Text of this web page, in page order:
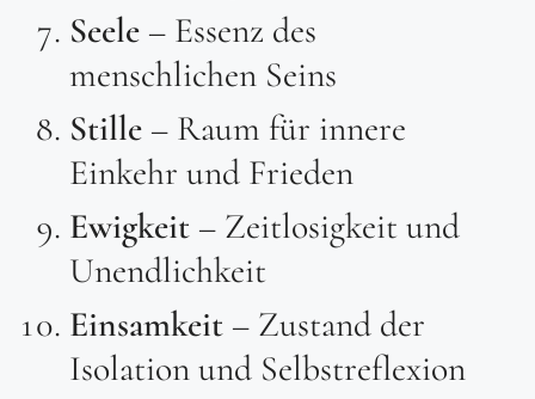
Seele – Essenz des
menschlichen Seins
Stille – Raum für innere
Einkehr und Frieden
Ewigkeit – Zeitlosigkeit und
Unendlichkeit
Einsamkeit – Zustand der
Isolation und Selbstreflexion